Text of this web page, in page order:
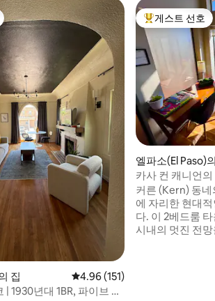
집 평점 4.96점(5점 만점), 후기 151
4.96 (151)
1930년대 1BR, 파이브 포
상위 게스트 선호
게스트 선호
엘파소(El Paso)
카사 컨 캐니언
커른 (Kern) 동
에 자리한 현대
다. 이 2베드룸
시내의 멋진 전망